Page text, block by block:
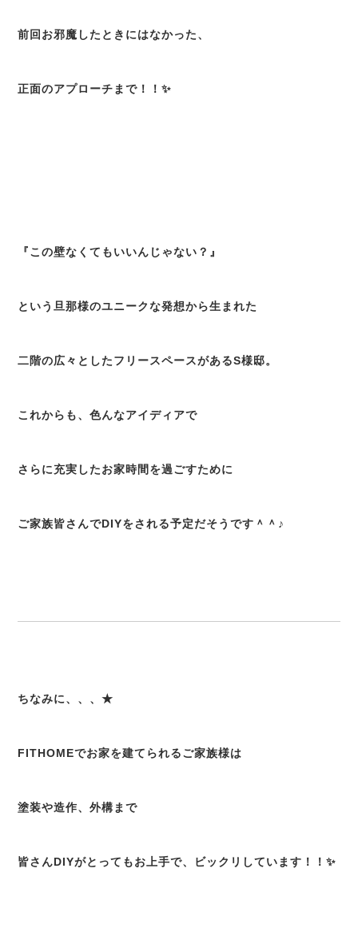
前回お邪魔したときにはなかった、
正面のアプローチまで！！✨
『この壁なくてもいいんじゃない？』
という旦那様のユニークな発想から生まれた
二階の広々としたフリースペースがあるS様邸。
これからも、色んなアイディアで
さらに充実したお家時間を過ごすために
ご家族皆さんでDIYをされる予定だそうです＾＾♪
ちなみに、、、★
FITHOMEでお家を建てられるご家族様は
塗装や造作、外構まで
皆さんDIYがとってもお上手で、ビックリしています！！✨